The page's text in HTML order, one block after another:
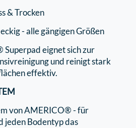
& Trocken
- alle gängigen Größen
eignet sich zur
und reinigt stark
effektiv.
von AMERICO® - für
jeden Bodentyp das